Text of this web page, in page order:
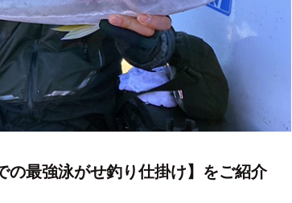
の最強泳がせ釣り仕掛け】をご紹介